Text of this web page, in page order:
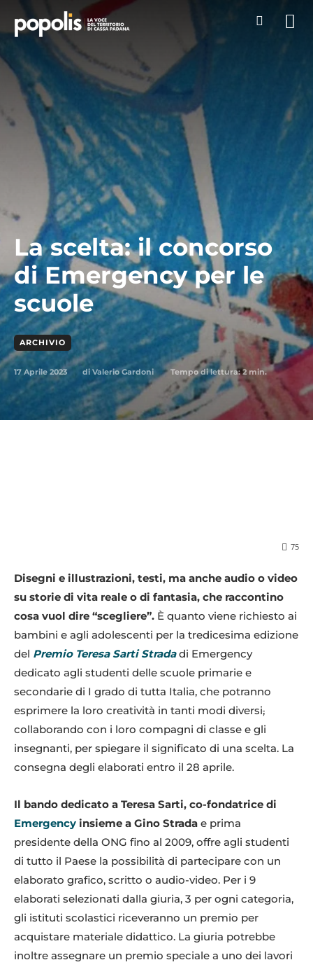
La scelta: il concorso
di Emergency per le
scuole
ARCHIVIO
17 Aprile 2023 di Valerio Gardoni Tempo di lettura:2 min.
75
Disegni e illustrazioni, testi, ma anche audio o video
su storie di vita reale o di fantasia, che raccontino
cosa vuol dire “scegliere”. È quanto viene richiesto ai
bambini e agli adolescenti per la tredicesima edizione
del Premio Teresa Sarti Stradadi Emergency
dedicato agli studenti delle scuole primarie e
secondarie di I grado di tutta Italia, che potranno
esprimere la loro creatività in tanti modi diversi,
collaborando con i loro compagni di classe e gli
insegnanti, per spiegare il significato di una scelta. La
consegna degli elaborati entro il 28 aprile.
Il bando dedicato a Teresa Sarti, co-fondatrice di
Emergency insieme a Gino Strada e prima
presidente della ONG fino al 2009, offre agli studenti
di tutto il Paese la possibilità di partecipare con un
elaborato grafico, scritto o audio-video. Per i 9
elaborati selezionati dalla giuria, 3 per ogni categoria,
gli istituti scolastici riceveranno un premio per
acquistare materiale didattico. La giuria potrebbe
inoltre assegnare un premio speciale a uno dei lavori